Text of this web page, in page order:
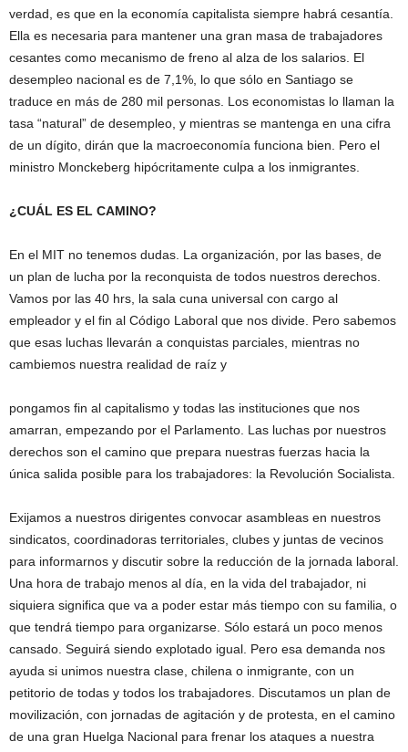
verdad, es que en la economía capitalista siempre habrá cesantía.
Ella es necesaria para mantener una gran masa de trabajadores
cesantes como mecanismo de freno al alza de los salarios. El
desempleo nacional es de 7,1%, lo que sólo en Santiago se
traduce en más de 280 mil personas. Los economistas lo llaman la
tasa “natural” de desempleo, y mientras se mantenga en una cifra
de un dígito, dirán que la macroeconomía funciona bien. Pero el
ministro Monckeberg hipócritamente culpa a los inmigrantes.
¿CUÁL ES EL CAMINO?
En el MIT no tenemos dudas. La organización, por las bases, de
un plan de lucha por la reconquista de todos nuestros derechos.
Vamos por las 40 hrs, la sala cuna universal con cargo al
empleador y el fin al Código Laboral que nos divide. Pero sabemos
que esas luchas llevarán a conquistas parciales, mientras no
cambiemos nuestra realidad de raíz y
pongamos fin al capitalismo y todas las instituciones que nos
amarran, empezando por el Parlamento. Las luchas por nuestros
derechos son el camino que prepara nuestras fuerzas hacia la
única salida posible para los trabajadores: la Revolución Socialista.
Exijamos a nuestros dirigentes convocar asambleas en nuestros
sindicatos, coordinadoras territoriales, clubes y juntas de vecinos
para informarnos y discutir sobre la reducción de la jornada laboral.
Una hora de trabajo menos al día, en la vida del trabajador, ni
siquiera significa que va a poder estar más tiempo con su familia, o
que tendrá tiempo para organizarse. Sólo estará un poco menos
cansado. Seguirá siendo explotado igual. Pero esa demanda nos
ayuda si unimos nuestra clase, chilena o inmigrante, con un
petitorio de todas y todos los trabajadores. Discutamos un plan de
movilización, con jornadas de agitación y de protesta, en el camino
de una gran Huelga Nacional para frenar los ataques a nuestra